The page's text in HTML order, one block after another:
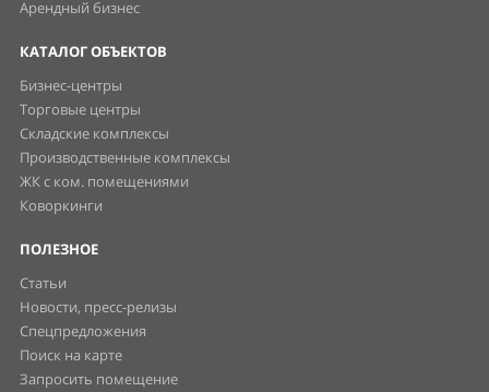
Арендный бизнес
КАТАЛОГ ОБЪЕКТОВ
Бизнес-центры
Торговые центры
Складские комплексы
Производственные комплексы
ЖК с ком. помещениями
Коворкинги
ПОЛЕЗНОЕ
Статьи
Новости, пресс-релизы
Спецпредложения
Поиск на карте
Запросить помещение